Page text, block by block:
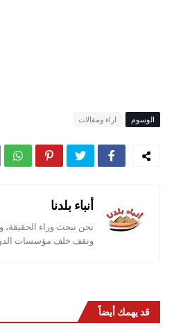
الوسوم اراء ومقالات
أنباء بلدنا
نحن نبحث وراء الحقيقة،
ونقف خلف مؤسسات
قد يهمك أيضاً